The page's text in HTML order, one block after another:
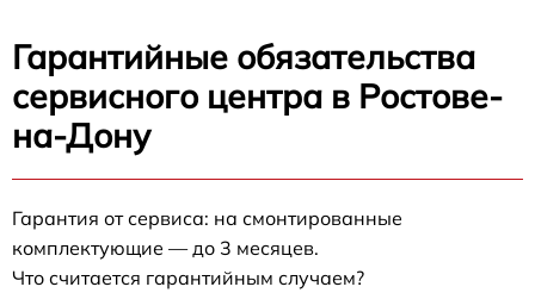
Гарантийные обязательства
сервисного центра в Ростове-
на-Дону
Гарантия от сервиса: на смонтированные
комплектующие — до 3 месяцев.
Что считается гарантийным случаем?